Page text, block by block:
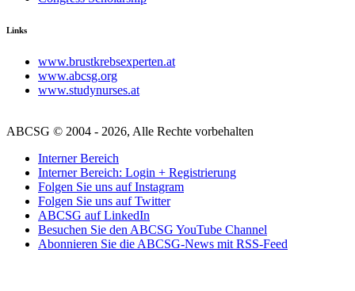
Links
www.brustkrebsexperten.at
www.abcsg.org
www.studynurses.at
ABCSG © 2004 - 2026, Alle Rechte vorbehalten
Interner Bereich
Interner Bereich: Login + Registrierung
Folgen Sie uns auf Instagram
Folgen Sie uns auf Twitter
ABCSG auf LinkedIn
Besuchen Sie den ABCSG YouTube Channel
Abonnieren Sie die ABCSG-News mit RSS-Feed